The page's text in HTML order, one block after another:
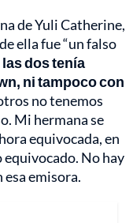
de Yuli Catherine,
ella fue “un falso
dos tenía
ni tampoco con
no tenemos
Mi hermana se
equivocada, en
No hay
esa emisora.